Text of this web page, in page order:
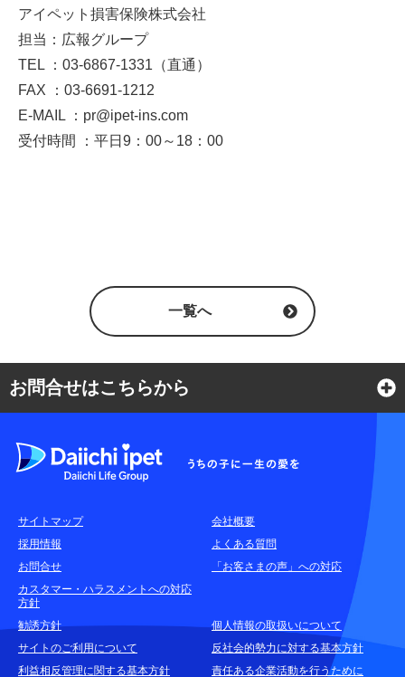
アイペット損害保険株式会社
担当：広報グループ
TEL ：03-6867-1331（直通）
FAX ：03-6691-1212
E-MAIL ：pr@ipet-ins.com
受付時間 ：平日9：00～18：00
一覧へ
お問合せはこちらから
各種お問合せ窓口
耳や言葉の不自由なお客さまのお問合せ窓口
お申込みをご検討中のお客さま
(商品に関するお問合せ・資料請求)
資料請求はこちら
サイトマップ
会社概要
採用情報
よくある質問
お問合せ
「お客さまの声」への対応
カスタマー・ハラスメントへの対応
方針
勧誘方針
個人情報の取扱いについて
サイトのご利用について
反社会的勢力に対する基本方針
利益相反管理に関する基本方針
責任ある企業活動を行うために